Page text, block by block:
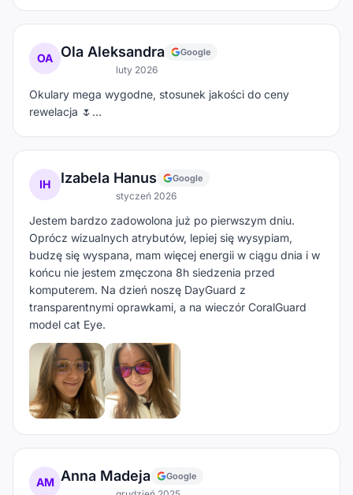
OA Ola Aleksandra Google
luty 2026
Okulary mega wygodne, stosunek jakości do ceny
rewelacja 🌷…
IH Izabela Hanus Google
styczeń 2026
Jestem bardzo zadowolona już po pierwszym dniu.
Oprócz wizualnych atrybutów, lepiej się wysypiam,
budzę się wyspana, mam więcej energii w ciągu dnia i w
końcu nie jestem zmęczona 8h siedzenia przed
komputerem. Na dzień noszę DayGuard z
transparentnymi oprawkami, a na wieczór CoralGuard
model cat Eye.
AM Anna Madeja Google